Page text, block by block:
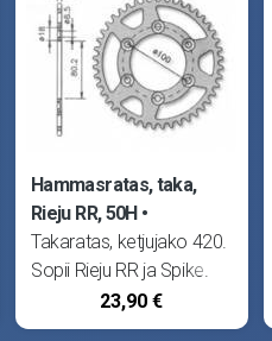
Hammasratas, taka,
Rieju RR, 50H
Takaratas, ketjujako 420.
Sopii Rieju RR ja Spike.
23,90 €